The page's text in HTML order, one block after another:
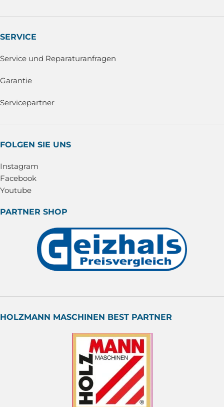
SERVICE
Service und Reparaturanfragen
Garantie
Servicepartner
FOLGEN SIE UNS
Instagram
Facebook
Youtube
PARTNER SHOP
HOLZMANN MASCHINEN BEST PARTNER